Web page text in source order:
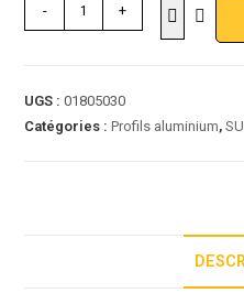
- +
UGS :01805030
Catégories :Profils aluminium,